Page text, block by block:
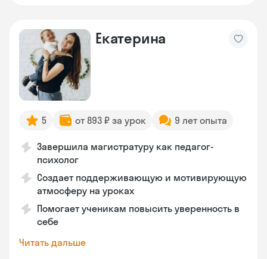
Екатерина
5 от 893 ₽ за урок 9 лет опыта
Завершила магистратуру как педагог-
психолог
Создает поддерживающую и мотивирующую
атмосферу на уроках
Помогает ученикам повысить уверенность в
себе
Читать дальше